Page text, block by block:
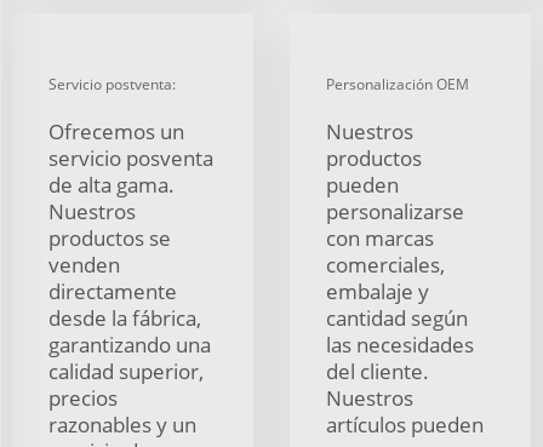
Servicio postventa:
Ofrecemos un
servicio posventa
de alta gama.
Nuestros
productos se
venden
directamente
desde la fábrica,
garantizando una
calidad superior,
precios
razonables y un
Personalización OEM
Nuestros
productos
pueden
personalizarse
con marcas
comerciales,
embalaje y
cantidad según
las necesidades
del cliente.
Nuestros
artículos pueden